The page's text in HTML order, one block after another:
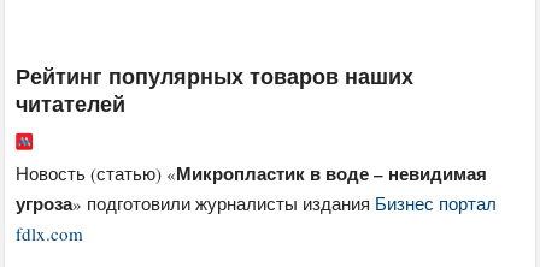
Рейтинг популярных товаров наших
читателей
Новость (статью) «Микропластик в воде – невидимая
угроза» подготовили журналисты издания Бизнес портал
fdlx.com